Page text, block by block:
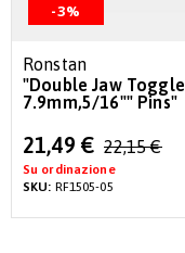
-3%
Ronstan
"Double Jaw Toggle
7.9mm,5/16"" Pins"
Special
Price
21,49 € 22,15 €
Su ordinazione
SKU: RF1505-05